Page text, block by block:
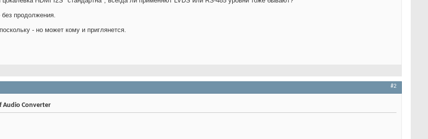
без продолжения.
- но может кому и приглянется.
Audio Converter